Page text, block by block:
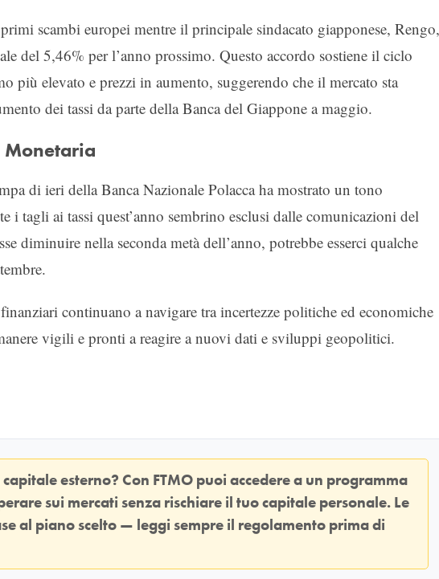
scambi europei mentre il principale sindacato giapponese, Rengo,
del 5,46% per l’anno prossimo. Questo accordo sostiene il ciclo
più elevato e prezzi in aumento, suggerendo che il mercato sta
dei tassi da parte della Banca del Giappone a maggio.
Monetaria
di ieri della Banca Nazionale Polacca ha mostrato un tono
i tagli ai tassi quest’anno sembrino esclusi dalle comunicazioni del
diminuire nella seconda metà dell’anno, potrebbe esserci qualche
continuano a navigare tra incertezze politiche ed economiche
vigili e pronti a reagire a nuovi dati e sviluppi geopolitici.
esterno? Con FTMO puoi accedere a un programma
sui mercati senza rischiare il tuo capitale personale. Le
al piano scelto — leggi sempre il regolamento prima di